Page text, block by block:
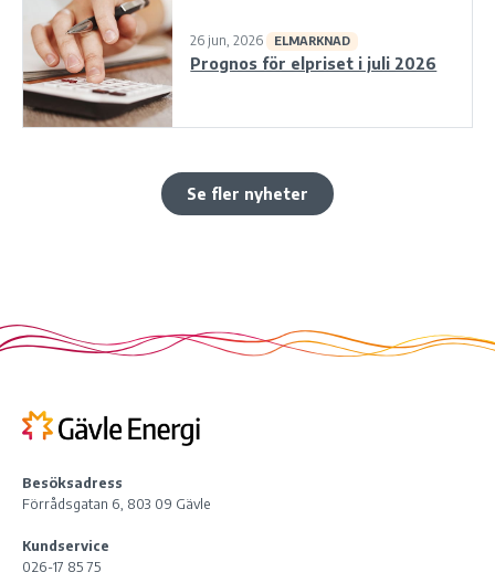
26 jun, 2026 ELMARKNAD
Prognos för elpriset i juli 2026
Se fler nyheter
Besöksadress
Förrådsgatan 6, 803 09 Gävle
Kundservice
026-17 85 75